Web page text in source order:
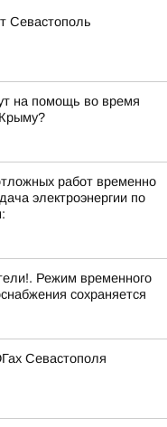
Севастополь
на помощь во время
работ временно
электроэнергии по
Режим временного
сохраняется
Севастополя